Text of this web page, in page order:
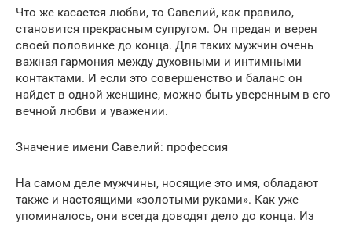
Что же касается любви, то Савелий, как правило,
становится прекрасным супругом. Он предан и верен
своей половинке до конца. Для таких мужчин очень
важная гармония между духовными и интимными
контактами. И если это совершенство и баланс он
найдет в одной женщине, можно быть уверенным в его
вечной любви и уважении.
Значение имени Савелий: профессия
На самом деле мужчины, носящие это имя, обладают
также и настоящими «золотыми руками». Как уже
упоминалось, они всегда доводят дело до конца. Из